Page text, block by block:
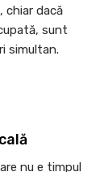
chiar dacă
sunt
simultan.
nu e timpul